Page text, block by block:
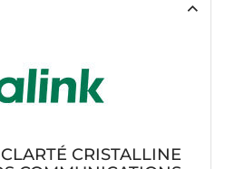
CRISTALLINE